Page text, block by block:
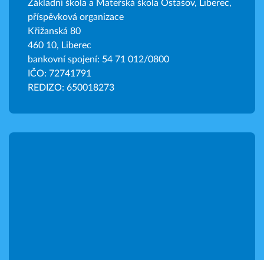
Základní škola a Mateřská škola Ostašov, Liberec,
příspěvková organizace
Křižanská 80
460 10, Liberec
bankovní spojení: 54 71 012/0800
IČO: 72741791
REDIZO: 650018273